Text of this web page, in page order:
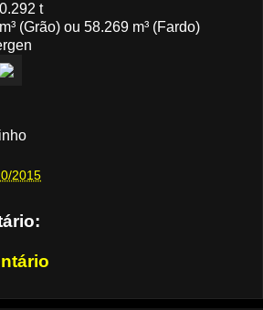
t
(Grão) ou 58.269 m³ (Fardo)
2015